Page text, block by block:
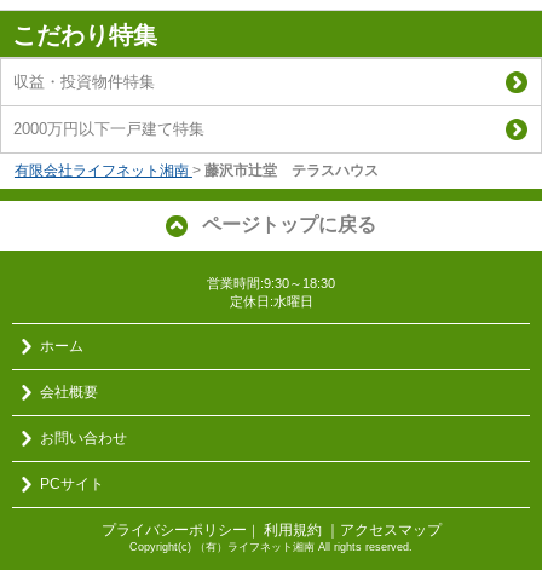
こだわり特集
収益・投資物件特集
2000万円以下一戸建て特集
有限会社ライフネット湘南 > 藤沢市辻堂 テラスハウス
ページトップに戻る
営業時間:9:30～18:30
定休日:水曜日
ホーム
会社概要
お問い合わせ
PCサイト
プライバシーポリシー ｜ 利用規約 ｜アクセスマップ
Copyright(c) （有）ライフネット湘南 All rights reserved.